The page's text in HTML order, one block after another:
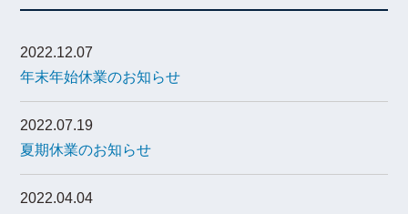
2022.12.07
年末年始休業のお知らせ
2022.07.19
夏期休業のお知らせ
2022.04.04